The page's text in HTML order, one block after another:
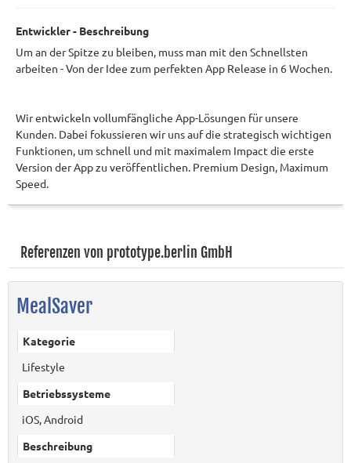
Entwickler - Beschreibung
Um an der Spitze zu bleiben, muss man mit den Schnellsten
arbeiten - Von der Idee zum perfekten App Release in 6 Wochen.
Wir entwickeln vollumfängliche App-Lösungen für unsere
Kunden. Dabei fokussieren wir uns auf die strategisch wichtigen
Funktionen, um schnell und mit maximalem Impact die erste
Version der App zu veröffentlichen. Premium Design, Maximum
Speed.
Referenzen von prototype.berlin GmbH
MealSaver
Kategorie
Lifestyle
Betriebssysteme
iOS, Android
Beschreibung